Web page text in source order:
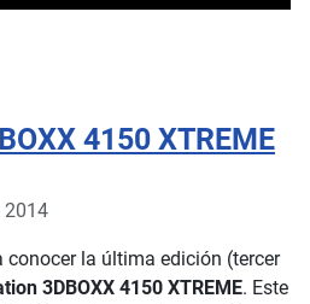
4150 XTREME
2014
conocer la última edición (tercer
3DBOXX 4150 XTREME. Este